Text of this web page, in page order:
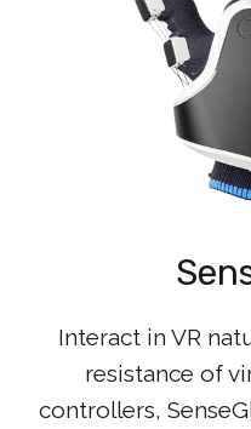
Interact in VR
resistance of
controllers,